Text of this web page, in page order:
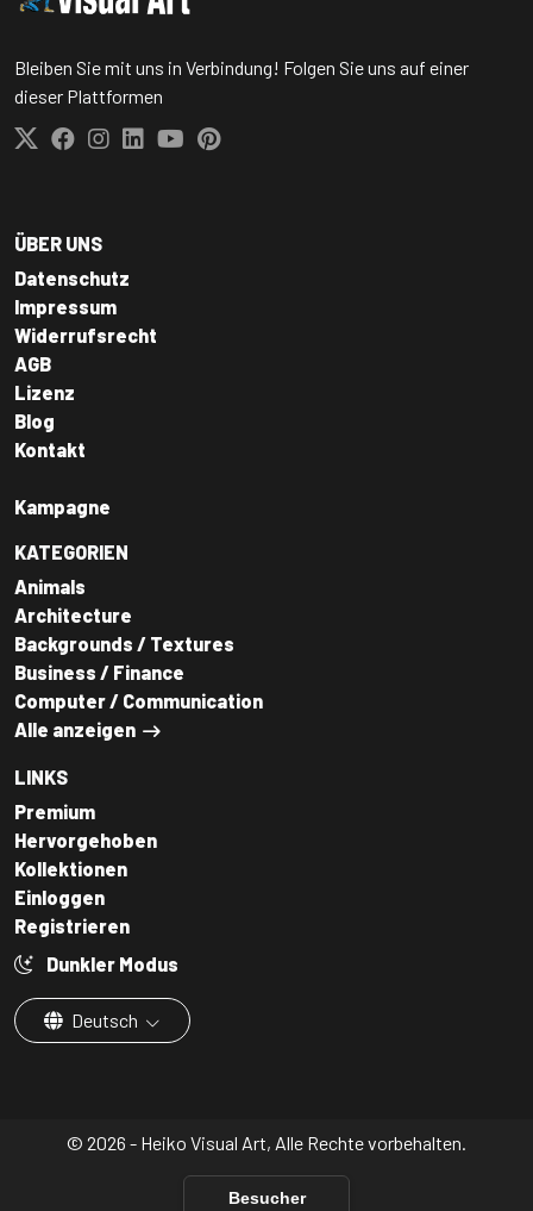
Bleiben Sie mit uns in Verbindung! Folgen Sie uns auf einer
dieser Plattformen
ÜBER UNS
Datenschutz
Impressum
Widerrufsrecht
AGB
Lizenz
Blog
Kontakt
Kampagne
KATEGORIEN
Animals
Architecture
Backgrounds / Textures
Business / Finance
Computer / Communication
Alle anzeigen
LINKS
Premium
Hervorgehoben
Kollektionen
Einloggen
Registrieren
Dunkler Modus
Deutsch
© 2026 - Heiko Visual Art, Alle Rechte vorbehalten.
Besucher